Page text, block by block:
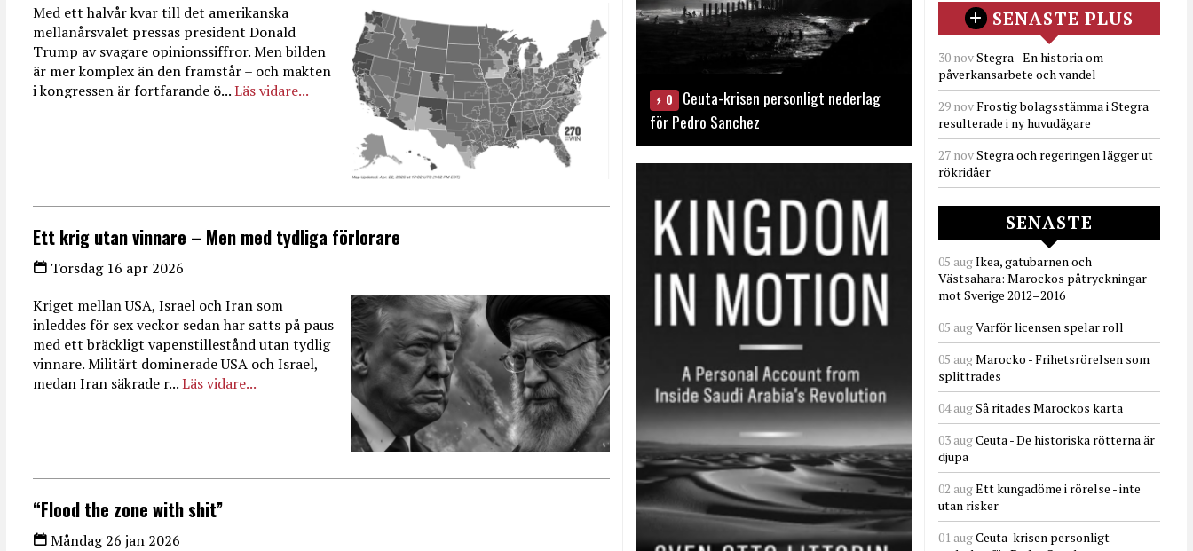
Med ett halvår kvar till det amerikanska
mellanårsvalet pressas president Donald
Trump av svagare opinionssiffror. Men bilden
är mer komplex än den framstår – och makten
i kongressen är fortfarande ö...Läs vidare...
Ett krig utan vinnare – Men med tydliga förlorare
Torsdag 16 apr 2026
Kriget mellan USA, Israel och Iran som
inleddes för sex veckor sedan har satts på paus
med ett bräckligt vapenstillestånd utan tydlig
vinnare. Militärt dominerade USA och Israel,
medan Iran säkrade r...Läs vidare...
“Flood the zone with shit”
Måndag 26 jan 2026
0
Ceuta-krisen personligt nederlag
för Pedro Sanchez
SENASTE PLUS
30 novStegra - En historia om
påverkansarbete och vandel
29 novFrostig bolagsstämma i Stegra
resulterade i ny huvudägare
27 novStegra och regeringen lägger ut
rökridåer
SENASTE
05 augIkea, gatubarnen och
Västsahara: Marockos påtryckningar
mot Sverige 2012–2016
05 augVarför licensen spelar roll
05 augMarocko - Frihetsrörelsen som
splittrades
04 augSå ritades Marockos karta
03 augCeuta - De historiska rötterna är
djupa
02 augEtt kungadöme i rörelse - inte
utan risker
01 augCeuta-krisen personligt